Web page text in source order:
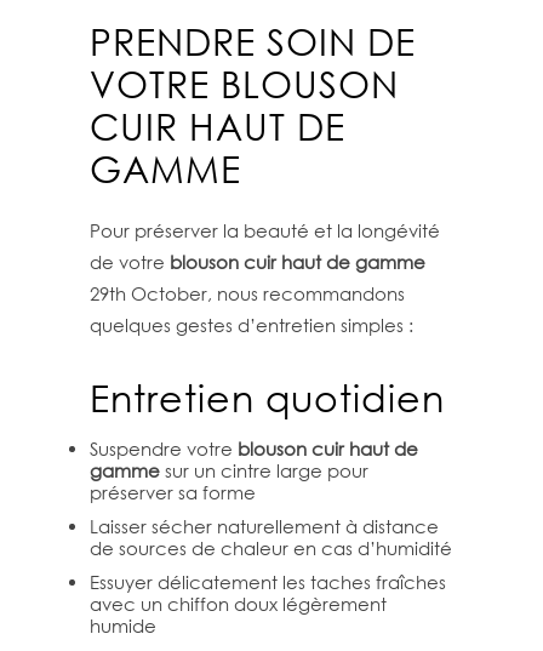
PRENDRE SOIN DE
VOTRE BLOUSON
CUIR HAUT DE
GAMME
Pour préserver la beauté et la longévité
de votre blouson cuir haut de gamme
29th October, nous recommandons
quelques gestes d’entretien simples :
Entretien quotidien
Suspendre votre blouson cuir haut de
gamme sur un cintre large pour
préserver sa forme
Laisser sécher naturellement à distance
de sources de chaleur en cas d’humidité
Essuyer délicatement les taches fraîches
avec un chiffon doux légèrement
humide